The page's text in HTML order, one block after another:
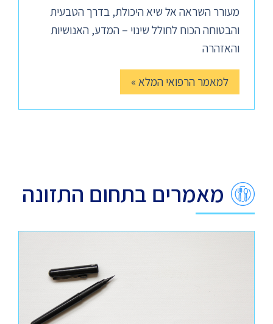
מעורר השראה אל שיא היכולת, בדרך הטבעית
והבטוחה הכוח לחולל שינוי – המדע, האנושיות
והאזהרה
למאמר הרפואי המלא »
מאמרים בתחום התזונה